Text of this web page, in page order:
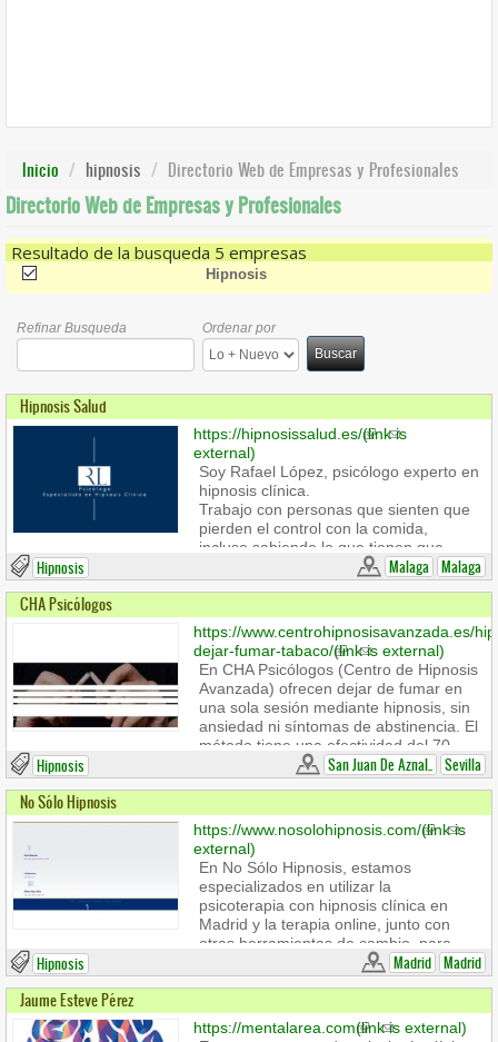
Inicio hipnosis Directorio Web de Empresas y Profesionales
Directorio Web de Empresas y Profesionales
Resultado de la busqueda 5 empresas
(-) Hipnosis
Refinar Busqueda
Ordenar por
Buscar
Hipnosis Salud
https://hipnosissalud.es/(link is
external)
Soy Rafael López, psicólogo experto en
hipnosis clínica.
Trabajo con personas que sienten que
pierden el control con la comida,
incluso sabiendo lo que tienen que
Después de años viendo el mismo
en intervenir directamente en la raíz
emocional del problema.
Este taller es la forma más directa de
trabajar eso.
Malaga Malaga
Hipnosis
CHA Psicólogos
https://www.centrohipnosisavanzada.es/
dejar-fumar-tabaco/(link is external)
En CHA Psicólogos (Centro de Hipnosis
Avanzada) ofrecen dejar de fumar en
una sola sesión mediante hipnosis, sin
ansiedad ni síntomas de abstinencia. El
método tiene una efectividad del 70–
80%, está disponible online, es
personalizado y más eficaz que otros
peso y el coste se recupera en un mes
si se fuma un paquete diario. También
ofrecen una sesión de refuerzo gratuita
si no se obtienen resultados
inmediatos.
San Juan De Aznal.. Sevilla
Hipnosis
No Sólo Hipnosis
https://www.nosolohipnosis.com/(link is
external)
En No Sólo Hipnosis, estamos
especializados en utilizar la
psicoterapia con hipnosis clínica en
Madrid y la terapia online, junto con
otras herramientas de cambio, para
ayudarte a resolver tus problemas.
Madrid Madrid
Hipnosis
Jaume Esteve Pérez
https://mentalarea.com(link is external)